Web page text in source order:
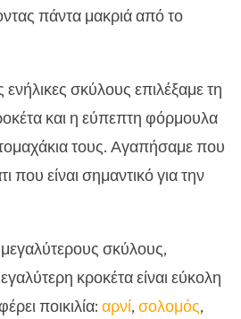
πάντα μακριά από το
σκύλους επιλέξαμε τη
και η εύπεπτη φόρμουλα
τους. Αγαπήσαμε που
που είναι σημαντικό για την
μεγαλύτερους σκύλους,
κροκέτα είναι εύκολη
ποικιλία: αρνί, σολομός,